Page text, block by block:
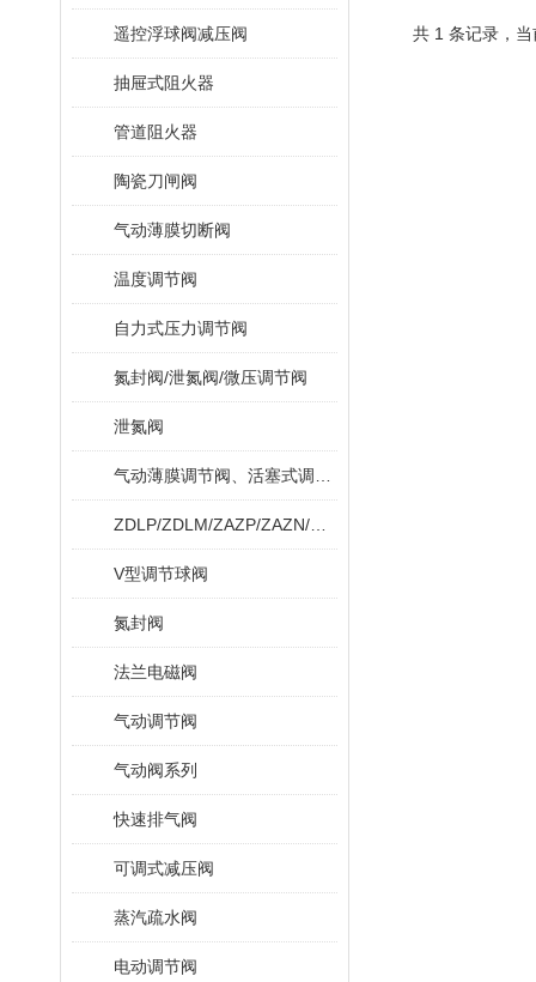
遥控浮球阀减压阀
抽屉式阻火器
管道阻火器
陶瓷刀闸阀
气动薄膜切断阀
温度调节阀
自力式压力调节阀
氮封阀/泄氮阀/微压调节阀
泄氮阀
V型调节球阀
氮封阀
法兰电磁阀
气动调节阀
气动阀系列
快速排气阀
可调式减压阀
蒸汽疏水阀
电动调节阀
共 1 条记录，